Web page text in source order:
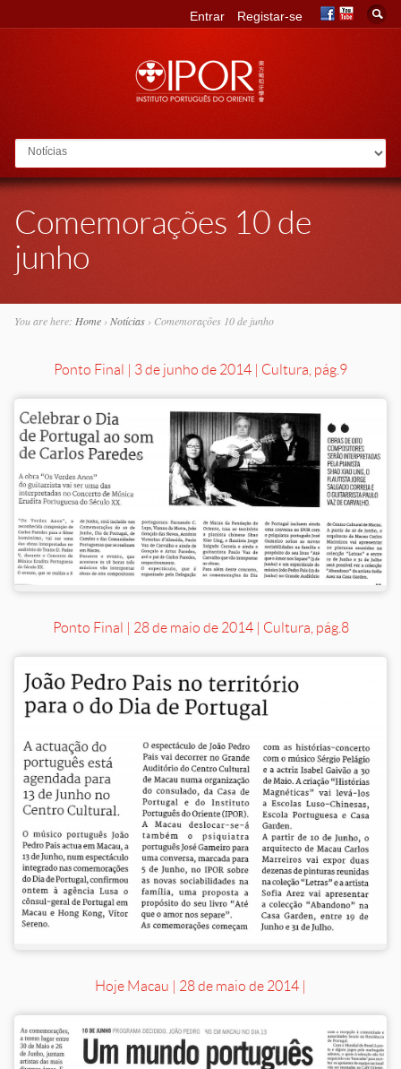
Go to:
Entrar Registar-se
Comemorações 10 de
junho
You are here: Home› Notícias› Comemorações 10 de junho
Ponto Final | 3 de junho de 2014 | Cultura, pág.9
Ponto Final | 28 de maio de 2014 | Cultura, pág.8
Hoje Macau | 28 de maio de 2014 |